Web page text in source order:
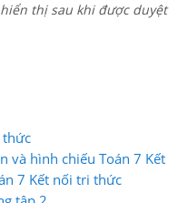
thị sau khi được duyệt
thức
và hình chiếu Toán 7 Kết
7 Kết nối tri thức